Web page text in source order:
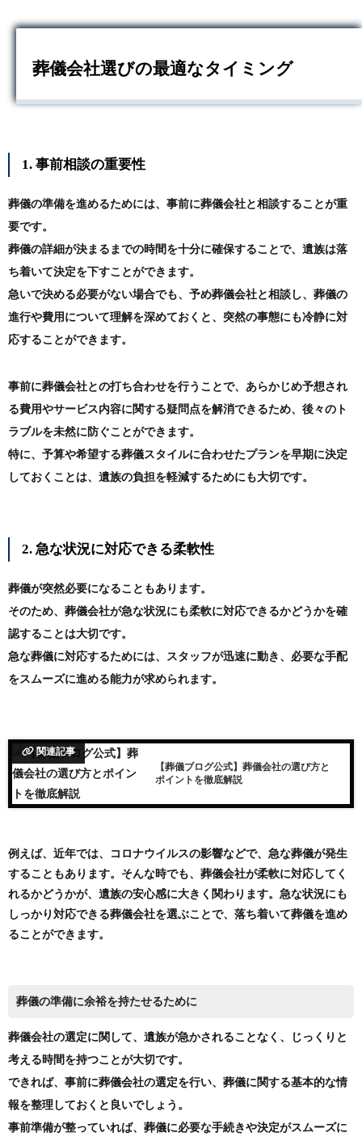
葬儀会社選びの最適なタイミング
1. 事前相談の重要性
葬儀の準備を進めるためには、事前に葬儀会社と相談することが重
要です。
葬儀の詳細が決まるまでの時間を十分に確保することで、遺族は落
ち着いて決定を下すことができます。
急いで決める必要がない場合でも、予め葬儀会社と相談し、葬儀の
進行や費用について理解を深めておくと、突然の事態にも冷静に対
応することができます。
事前に葬儀会社との打ち合わせを行うことで、あらかじめ予想され
る費用やサービス内容に関する疑問点を解消できるため、後々のト
ラブルを未然に防ぐことができます。
特に、予算や希望する葬儀スタイルに合わせたプランを早期に決定
しておくことは、遺族の負担を軽減するためにも大切です。
2. 急な状況に対応できる柔軟性
葬儀が突然必要になることもあります。
そのため、葬儀会社が急な状況にも柔軟に対応できるかどうかを確
認することは大切です。
急な葬儀に対応するためには、スタッフが迅速に動き、必要な手配
をスムーズに進める能力が求められます。
関連記事
【葬儀ブログ公式】葬儀会社の選び方と
ポイントを徹底解説
例えば、近年では、コロナウイルスの影響などで、急な葬儀が発生
することもあります。そんな時でも、葬儀会社が柔軟に対応してく
れるかどうかが、遺族の安心感に大きく関わります。急な状況にも
しっかり対応できる葬儀会社を選ぶことで、落ち着いて葬儀を進め
ることができます。
葬儀の準備に余裕を持たせるために
葬儀会社の選定に関して、遺族が急かされることなく、じっくりと
考える時間を持つことが大切です。
できれば、事前に葬儀会社の選定を行い、葬儀に関する基本的な情
報を整理しておくと良いでしょう。
事前準備が整っていれば、葬儀に必要な手続きや決定がスムーズに